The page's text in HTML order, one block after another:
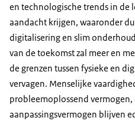
en technologische trends in de
aandacht krijgen, waaronder
digitalisering en slim
van de toekomst zal meer en
de grenzen tussen fysieke en
vervagen. Menselijke
probleemoplossend
aanpassingsvermogen blijven